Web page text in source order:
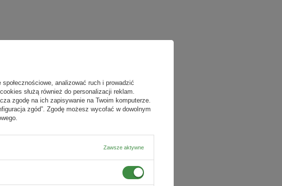
analizować ruch i prowadzić
służą również do personalizacji reklam.
zgodę na ich zapisywanie na Twoim komputerze.
zgód”. Zgodę możesz wycofać w dowolnym
Zawsze aktywne